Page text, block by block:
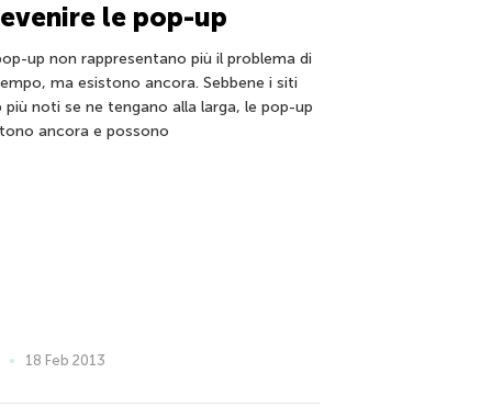
le pop-up
up non rappresentano più il problema di
ma esistono ancora. Sebbene i siti
più noti se ne tengano alla larga, le pop-up
ancora e possono
18 Feb 2013